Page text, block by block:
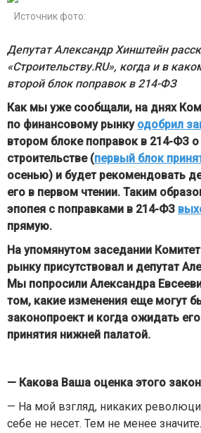
Источник фото:
Депутат Александр Хинштейн
«Строительству.RU», когда и в
второй блок поправок в 214-ФЗ
Как мы уже сообщали, на днях
по финансовому рынку одобрил
втором блоке поправок в 214-ФЗ
строительстве (первый блок
осенью) и будет рекомендовать
его в первом чтении. Таким
эпопея с поправками в 214-ФЗ
прямую.
На упомянутом заседании
рынку присутствовал и депутат
Мы попросили Александра
том, какие изменения еще могут
законопроект и когда ожидать
принятия нижней палатой.
— Какова Ваша оценка этого
— На мой взгляд, никаких
себе не несет. Тем не менее